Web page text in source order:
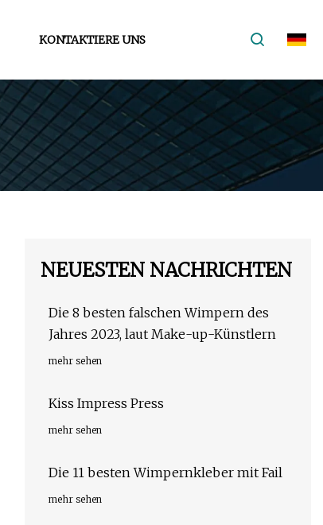
KONTAKTIERE UNS
NEUESTEN NACHRICHTEN
Die 8 besten falschen Wimpern des
Jahres 2023, laut Make-up-Künstlern
mehr sehen
Kiss Impress Press
mehr sehen
Die 11 besten Wimpernkleber mit Fail
mehr sehen